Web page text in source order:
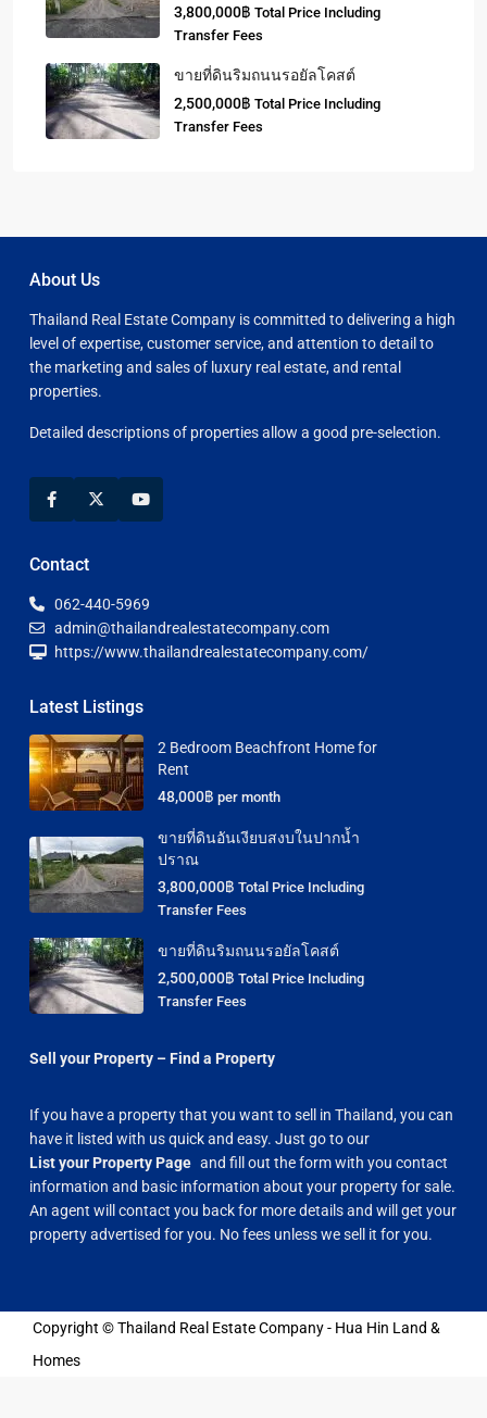
3,800,000฿ Total Price Including
Transfer Fees
ขายที่ดินริมถนนรอยัลโคสต์
2,500,000฿ Total Price Including
Transfer Fees
About Us
Thailand Real Estate Company is committed to delivering a high
level of expertise, customer service, and attention to detail to
the marketing and sales of luxury real estate, and rental
properties.
Detailed descriptions of properties allow a good pre-selection.
Contact
062-440-5969
admin@thailandrealestatecompany.com
https://www.thailandrealestatecompany.com/
Latest Listings
2 Bedroom Beachfront Home for
Rent
48,000฿ per month
ขายที่ดินอันเงียบสงบในปากน้ำ
ปราณ
3,800,000฿ Total Price Including
Transfer Fees
ขายที่ดินริมถนนรอยัลโคสต์
2,500,000฿ Total Price Including
Transfer Fees
Sell your Property – Find a Property
If you have a property that you want to sell in Thailand, you can
have it listed with us quick and easy. Just go to our
List your Property Page and fill out the form with you contact
information and basic information about your property for sale.
An agent will contact you back for more details and will get your
property advertised for you. No fees unless we sell it for you.
Copyright © Thailand Real Estate Company - Hua Hin Land &
Homes